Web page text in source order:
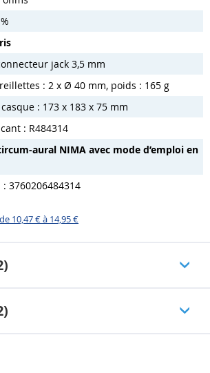
jack 3,5 mm
: 2 x Ø 40 mm, poids : 165 g
: 173 x 183 x 75 mm
: R484314
aural NIMA avec mode d’emploi en
: 3760206484314
10,47 € à 14,95 €